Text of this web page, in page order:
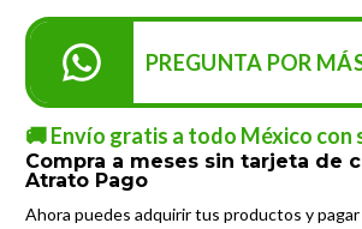
PREGUNTA POR
🚚 Envío gratis a todo México con
Compra a meses sin tarjeta de
Atrato Pago
Ahora puedes adquirir tus productos y pagar